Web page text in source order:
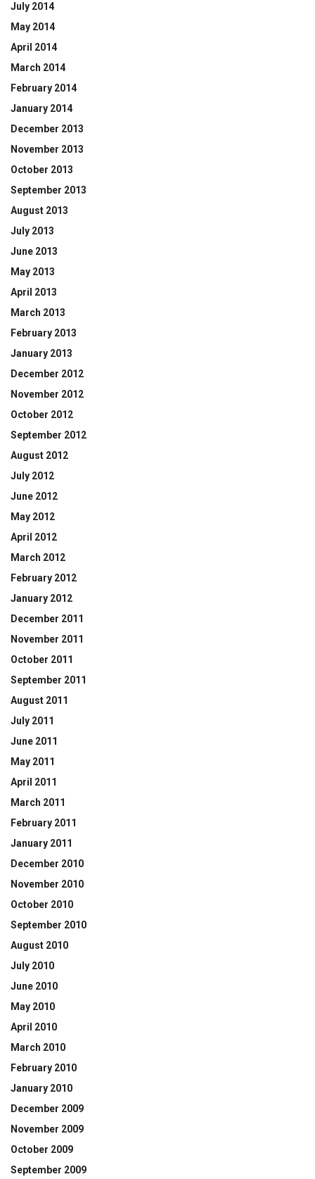
July 2014
May 2014
April 2014
March 2014
February 2014
January 2014
December 2013
November 2013
October 2013
September 2013
August 2013
July 2013
June 2013
May 2013
April 2013
March 2013
February 2013
January 2013
December 2012
November 2012
October 2012
September 2012
August 2012
July 2012
June 2012
May 2012
April 2012
March 2012
February 2012
January 2012
December 2011
November 2011
October 2011
September 2011
August 2011
July 2011
June 2011
May 2011
April 2011
March 2011
February 2011
January 2011
December 2010
November 2010
October 2010
September 2010
August 2010
July 2010
June 2010
May 2010
April 2010
March 2010
February 2010
January 2010
December 2009
November 2009
October 2009
September 2009